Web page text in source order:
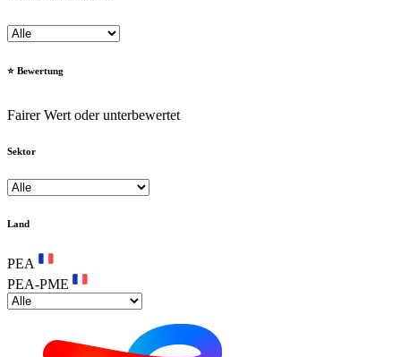
⭐️ Bewertung
Fairer Wert oder unterbewertet
Sektor
Land
PEA
PEA-PME